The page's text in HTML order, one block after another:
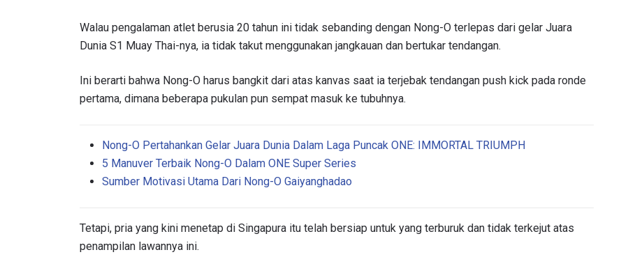
Walau pengalaman atlet berusia 20 tahun ini tidak sebanding dengan Nong-O terlepas dari gelar Juara
Dunia S1 Muay Thai-nya, ia tidak takut menggunakan jangkauan dan bertukar tendangan.
Ini berarti bahwa Nong-O harus bangkit dari atas kanvas saat ia terjebak tendangan push kick pada ronde
pertama, dimana beberapa pukulan pun sempat masuk ke tubuhnya.
Nong-O Pertahankan Gelar Juara Dunia Dalam Laga Puncak ONE: IMMORTAL TRIUMPH
5 Manuver Terbaik Nong-O Dalam ONE Super Series
Sumber Motivasi Utama Dari Nong-O Gaiyanghadao
Tetapi, pria yang kini menetap di Singapura itu telah bersiap untuk yang terburuk dan tidak terkejut atas
penampilan lawannya ini.